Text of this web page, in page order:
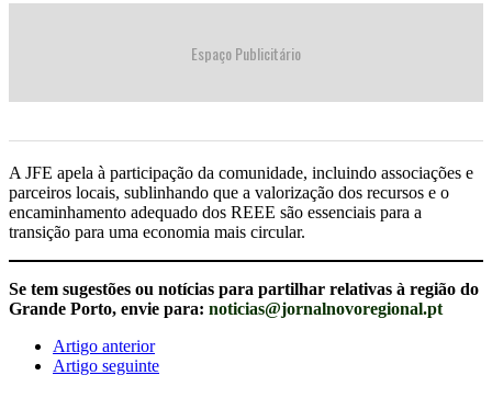
Espaço Publicitário
A JFE apela à participação da comunidade, incluindo associações e
parceiros locais, sublinhando que a valorização dos recursos e o
encaminhamento adequado dos REEE são essenciais para a
transição para uma economia mais circular.
Se tem sugestões ou notícias para partilhar relativas à região do
Grande Porto, envie para: noticias@jornalnovoregional.pt
Artigo anterior
Artigo seguinte